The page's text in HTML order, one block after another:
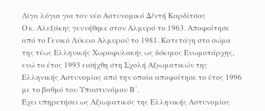
Λίγα λόγια για τον νέο Αστυνομικό Δ/ντή Καρδίτσας
Ο κ. Αλεξάκης γεννήθηκε στον Αλμυρό το 1963. Αποφοίτησε
από το Γενικό Λύκειο Αλμυρού το 1981. Κατετάγη στο σώμα
της τέως Ελληνικής Χωροφυλακής ως δόκιμος Ενωμοτάρχης,
ενώ το έτος 1993 εισήχθη στη Σχολή Αξιωματικών της
Ελληνικής Αστυνομίας από την οποία αποφοίτησε το έτος 1996
με το βαθμό του Υπαστυνόμου Β΄.
Έχει υπηρετήσει ως Αξιωματικός της Ελληνικής Αστυνομίας